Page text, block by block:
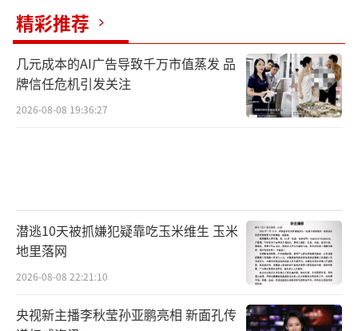
第一次在机场看到剪纸和吹糖人，感觉好热
闹。”
中国东方航空股份有限公司机长黄艺迪作
精彩推荐
几元成本的AI广告导致千万市值蒸发 品
牌信任危机引发关注
2026-08-08 19:36:27
潜逃10天被抓嫌犯疑靠吃玉米维生 玉米
地里落网
2026-08-08 22:21:10
央视新主播李秋莹孙亚鹏亮相 新面孔传